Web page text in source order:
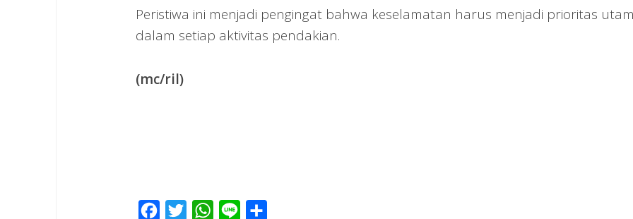
Peristiwa ini menjadi pengingat bahwa keselamatan harus menjadi prioritas
dalam setiap aktivitas pendakian.
(mc/ril)
Facebook
Twitter WhatsApp
Line